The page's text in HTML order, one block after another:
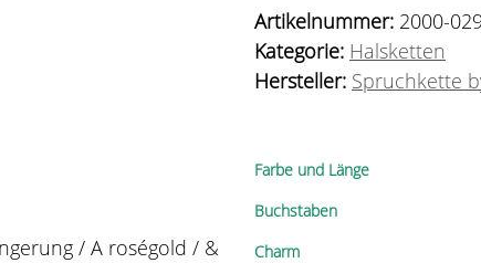
Artikelnummer: 2000-029
Kategorie: Halsketten
Hersteller: Spruchkette
Farbe und Länge
Buchstaben
Charm